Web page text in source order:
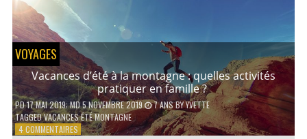
VOYAGES
Vacances d’été à la montagne : quelles activités
pratiquer en famille ?
PD17 MAI 2019; MD 5 NOVEMBRE 2019 7 ANSBYYVETTE
TAGGEDVACANCES ÉTÉ MONTAGNE
4 COMMENTAIRESSUR